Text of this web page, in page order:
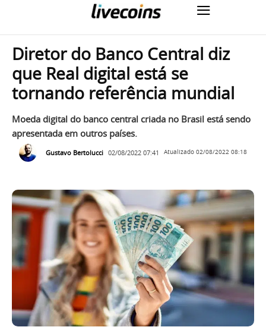
Diretor do Banco Central diz
que Real digital está se
tornando referência mundial
Moeda digital do banco central criada no Brasil está sendo
apresentada em outros países.
Gustavo Bertolucci 02/08/2022 07:41 Atualizado 02/08/2022 08:18